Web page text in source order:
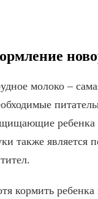
молоко –
ребенка
также является
кормить